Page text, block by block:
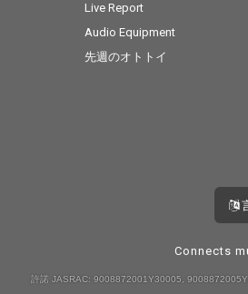
Live Report
Audio Equipment
先週のオトトイ
Connects
許諾 JASRAC: 9008872001Y30005,